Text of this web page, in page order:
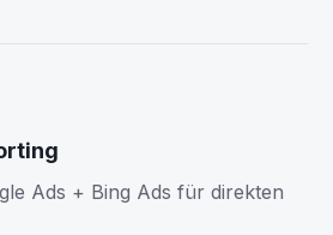
Ads + Bing Ads für direkten